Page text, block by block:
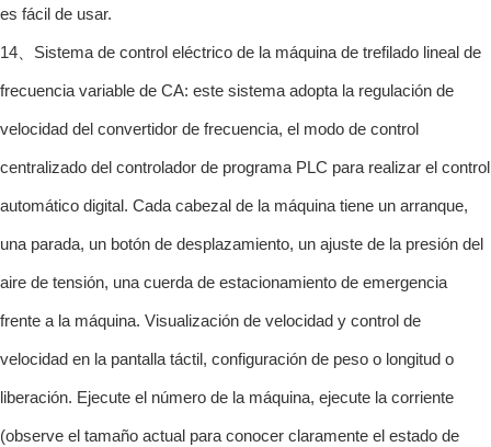
es fácil de usar.
14、Sistema de control eléctrico de la máquina de trefilado lineal de
frecuencia variable de CA: este sistema adopta la regulación de
velocidad del convertidor de frecuencia, el modo de control
centralizado del controlador de programa PLC para realizar el control
automático digital. Cada cabezal de la máquina tiene un arranque,
una parada, un botón de desplazamiento, un ajuste de la presión del
aire de tensión, una cuerda de estacionamiento de emergencia
frente a la máquina. Visualización de velocidad y control de
velocidad en la pantalla táctil, configuración de peso o longitud o
liberación. Ejecute el número de la máquina, ejecute la corriente
(observe el tamaño actual para conocer claramente el estado de